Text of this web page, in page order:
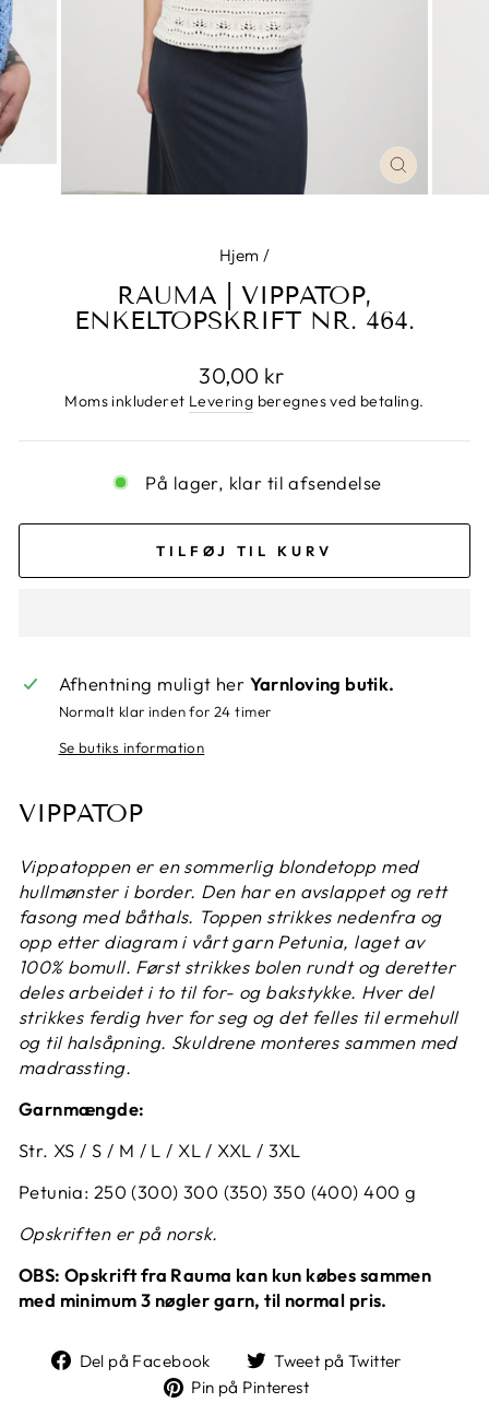
LUK
Hjem /
RAUMA | VIPPATOP,
ENKELTOPSKRIFT NR. 464.
Normalpris
30,00 kr
Moms inkluderet Levering beregnes ved betaling.
På lager, klar til afsendelse
TILFØJ TIL KURV
Afhentning muligt her Yarnloving butik.
Normalt klar inden for 24 timer
Se butiks information
VIPPATOP
Vippatoppen er en sommerlig blondetopp med
hullmønster i border. Den har en avslappet og rett
fasong med båthals. Toppen strikkes nedenfra og
opp etter diagram i vårt garn Petunia, laget av
100% bomull. Først strikkes bolen rundt og deretter
deles arbeidet i to til for- og bakstykke. Hver del
strikkes ferdig hver for seg og det felles til ermehull
og til halsåpning. Skuldrene monteres sammen med
madrassting.
Garnmængde:
Str. XS / S / M / L / XL / XXL / 3XL
Petunia: 250 (300) 300 (350) 350 (400) 400 g
Opskriften er på norsk.
OBS: Opskrift fra Rauma kan kun købes sammen
med minimum 3 nøgler garn, til normal pris.
Del på Facebook
Del
på
Tweet på Twitter
Pin på Pinterest